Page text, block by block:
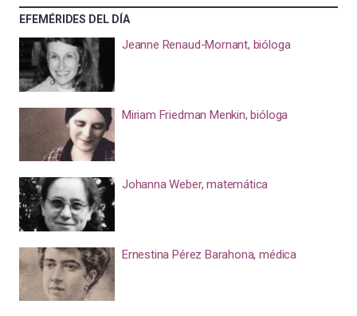
EFEMÉRIDES DEL DÍA
Jeanne Renaud-Mornant, bióloga
Miriam Friedman Menkin, bióloga
Johanna Weber, matemática
Ernestina Pérez Barahona, médica